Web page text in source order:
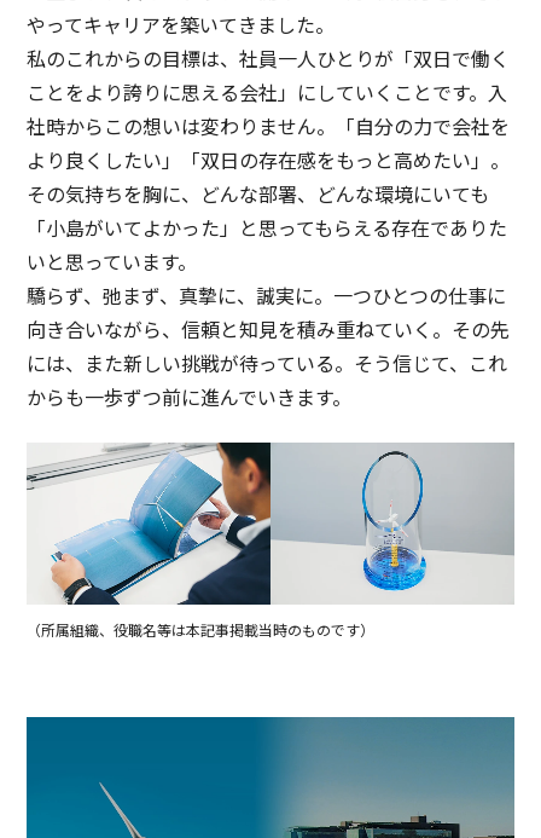
やってキャリアを築いてきました。
私のこれからの目標は、社員一人ひとりが「双日で働く
ことをより誇りに思える会社」にしていくことです。入
社時からこの想いは変わりません。「自分の力で会社を
より良くしたい」「双日の存在感をもっと高めたい」。
その気持ちを胸に、どんな部署、どんな環境にいても
「小島がいてよかった」と思ってもらえる存在でありた
いと思っています。
驕らず、弛まず、真摯に、誠実に。一つひとつの仕事に
向き合いながら、信頼と知見を積み重ねていく。その先
には、また新しい挑戦が待っている。そう信じて、これ
からも一歩ずつ前に進んでいきます。
（所属組織、役職名等は本記事掲載当時のものです）